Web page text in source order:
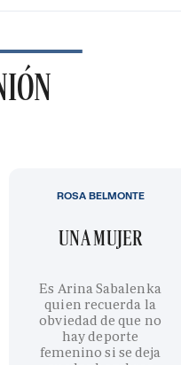
UNA MUJER
Es Arina Sabalenka
quien recuerda la
obviedad de que no
hay deporte
femenino si se deja
ROSA BELMONTE